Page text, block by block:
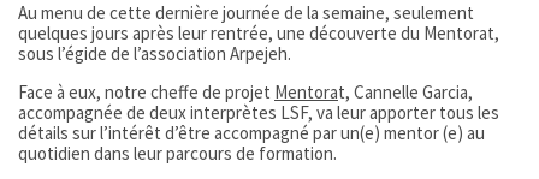
Au menu de cette dernière journée de la semaine, seulement
quelques jours après leur rentrée, une découverte du Mentorat,
sous l’égide de l’association Arpejeh.
Face à eux, notre cheffe de projet Mentorat, Cannelle Garcia,
accompagnée de deux interprètes LSF, va leur apporter tous les
détails sur l’intérêt d’être accompagné par un(e) mentor (e) au
quotidien dans leur parcours de formation.